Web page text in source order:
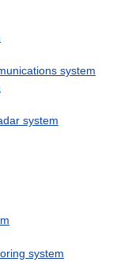
system
system
system